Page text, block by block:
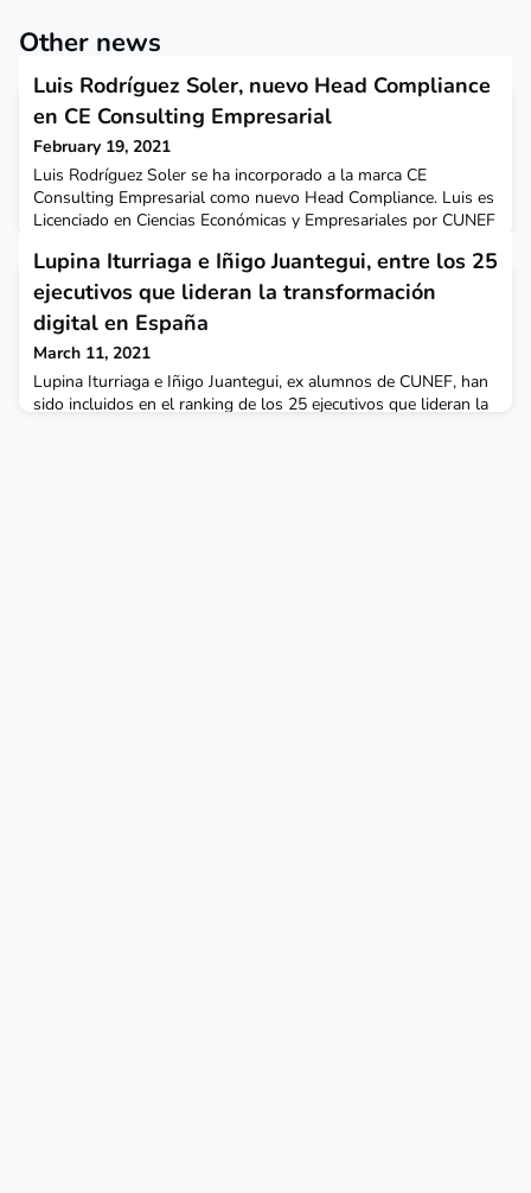
Other news
Luis Rodríguez Soler, nuevo Head Compliance
en CE Consulting Empresarial
February 19, 2021
Luis Rodríguez Soler se ha incorporado a la marca CE
Consulting Empresarial como nuevo Head Compliance. Luis es
Licenciado en Ciencias Económicas y Empresariales por CUNEF
Compliance Penal y Prevención de Blanqueo de capitales en
empresas como PwC y Deloitte y se incorpora a la consultora
para reforzar el área de Desarrollo Empresarial. ¡Luis
Lupina Iturriaga e Iñigo Juantegui, entre los 25
ejecutivos que lideran la transformación
digital en España
March 11, 2021
Lupina Iturriaga e Iñigo Juantegui, ex alumnos de CUNEF, han
sido incluidos en el ranking de los 25 ejecutivos que lideran la